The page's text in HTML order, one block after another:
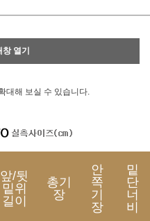
창 열기
대해 보실 수 있습니다.
앞/뒷
밑위
길이
총기
장
안
쪽
기
장
밑
단
너
비